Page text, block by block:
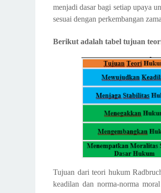
menjadi dasar bagi setiap upaya
sesuai dengan perkembangan
Berikut adalah tabel tujuan
Tujuan dari teori hukum
keadilan dan norma-norma